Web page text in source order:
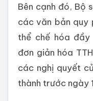
Bên cạnh đó, Bộ
các văn bản quy
thể chế hóa
đơn giản hóa
các nghị quyết
thành trước ngày